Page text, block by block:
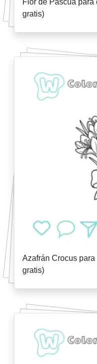
Flor de Pascua
gratis)
Azafrán Crocus
gratis)